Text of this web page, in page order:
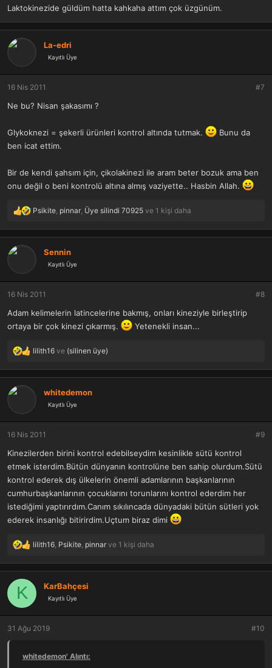
Laktokinezide güldüm hatta kahkaha attım çok üzgünüm.
La-edri
Kayıtlı Üye
16 Nis 2011 #7
Ne bu? Nisan şakasımı ?
Glykoknezi = şekerli ürünleri kontrol altında tutmak.
Bunu da
ben icat ettim.
Bir de kendi şahsım için, çikolakinezi ile aram beter bozuk ama ben
onu değil o beni kontrolü altına almış vaziyette.. Hasbin Allah.
T
p
k
l
e
r
Psikite pinnar Üye silindi 70925 ve 1 kişi daha
Sennin
Kayıtlı Üye
16 Nis 2011 #8
Adam kelimelerin latincelerine bakmış, onları kineziyle birleştirip
ortaya bir çok kinezi çıkarmış.
Yetenekli insan...
T
p
k
l
e
r
lilith16 ve (silinen üye)
whitedemon
Kayıtlı Üye
16 Nis 2011 #9
Kinezilerden birini kontrol edebilseydim kesinlikle sütü kontrol
etmek isterdim.Bütün dünyanın kontrolüne ben sahip olurdum.Sütü
kontrol ederek dış ülkelerin önemli adamlarının başkanlarının
cumhurbaşkanlarının çocuklarını torunlarını kontrol ederdim her
istediğimi yaptırırdım.Canım sıkılıncada dünyadaki bütün sütleri yok
ederek insanlığı bitirirdim.Uçtum biraz dimi
T
p
k
l
e
r
lilith16 Psikite pinnar ve 1 kişi daha
K KarBahçesi
Kayıtlı Üye
31 Ağu 2019 #10
whitedemon' Alıntı: